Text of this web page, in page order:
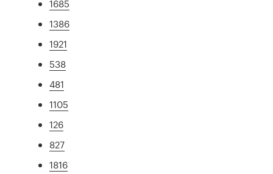
1685
1386
1921
538
481
1105
126
827
1816